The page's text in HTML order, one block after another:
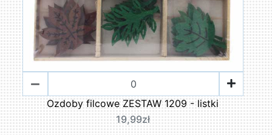
Ozdoby filcowe ZESTAW 1209 - listki
19,99zł